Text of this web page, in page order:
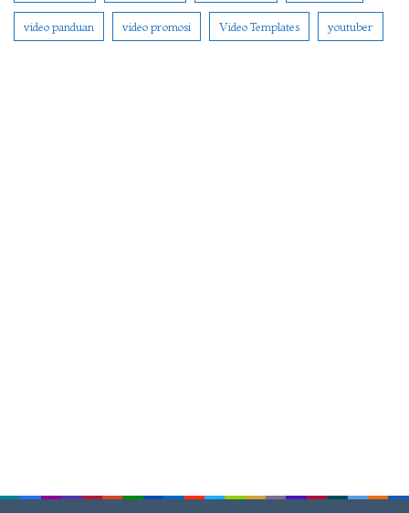
video panduan video promosi Video Templates youtuber